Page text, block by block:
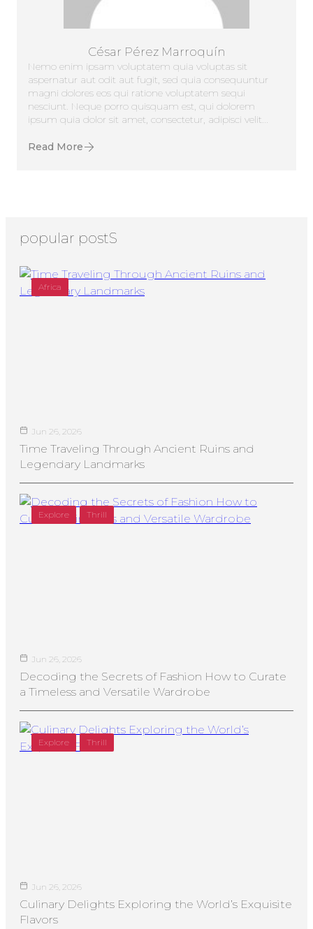
César Pérez Marroquín
Nemo enim ipsam voluptatem quia voluptas sit
aspernatur aut odit aut fugit, sed quia consequuntur
magni dolores eos qui ratione voluptatem sequi
nesciunt. Neque porro quisquam est, qui dolorem
ipsum quia dolor sit amet, consectetur, adipisci velit...
Read More
popular postS
Africa
Jun 26, 2026
Time Traveling Through Ancient Ruins and
Legendary Landmarks
Explore Thrill
Jun 26, 2026
Decoding the Secrets of Fashion How to Curate
a Timeless and Versatile Wardrobe
Explore Thrill
Jun 26, 2026
Culinary Delights Exploring the World’s Exquisite
Flavors